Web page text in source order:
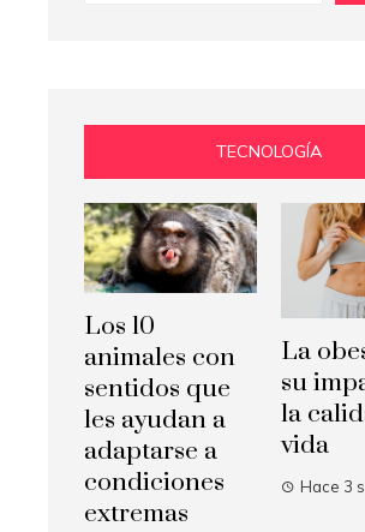
TECNOLOGÍA
Los 10
animales con
sentidos que
les ayudan a
adaptarse a
condiciones
extremas
La
su
la
vida
Hace 3